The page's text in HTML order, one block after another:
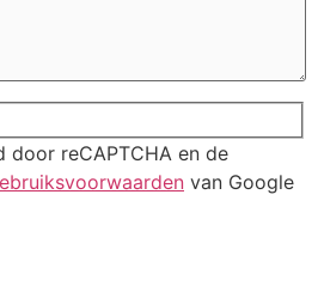
door reCAPTCHA en de
van Google